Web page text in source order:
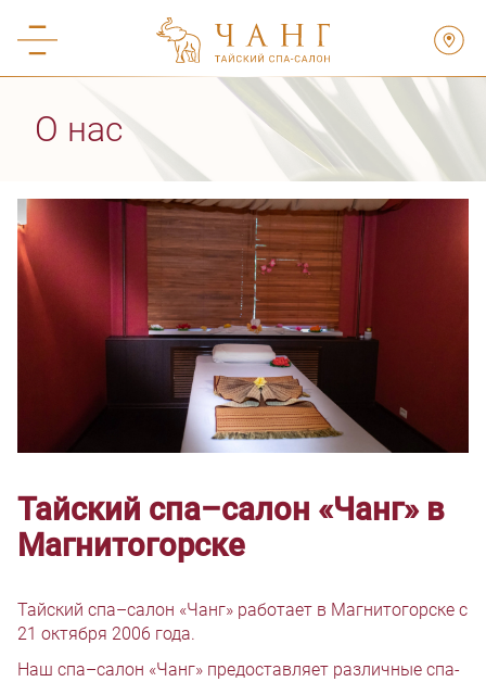
О нас
Тайский спа–салон «Чанг» в
Магнитогорске
Тайский спа–салон «Чанг» работает в Магнитогорске с
21 октября 2006 года.
Наш спа–салон «Чанг» предоставляет различные спа-